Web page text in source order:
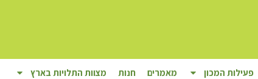
פעילות המכון מאמרים חנות מצוות התלויות בארץ